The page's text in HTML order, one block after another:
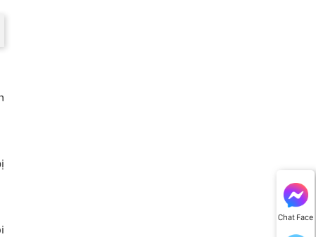
Chat Face